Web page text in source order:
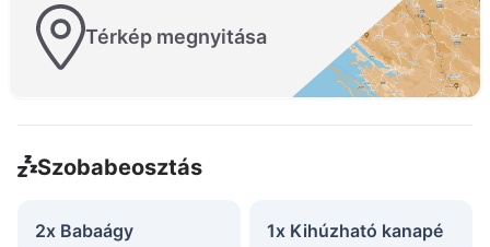
Térkép megnyitása
Szobabeosztás
2x Babaágy 1x Kihúzható kanapé